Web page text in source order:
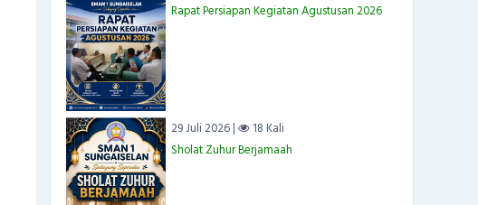
Rapat Persiapan Kegiatan Agustusan 2026
29 Juli 2026 |
18 Kali
Sholat Zuhur Berjamaah